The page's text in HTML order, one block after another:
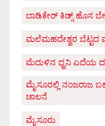
ಬಾಡಿಕೇರ್ ಕಿಡ್ಸ್ ಹೊಸ
ಮಲೆಮಹದೇಶ್ವರ ಬೆಟ್ಟದ
ಮೆದುಳಿನ ಧ್ವನಿ ಎದೆಯ
ಮೈಸೂರಲ್ಲಿ ನಂಜರಾಜ
ಚಾಲನೆ
ಮೈಸೂರು